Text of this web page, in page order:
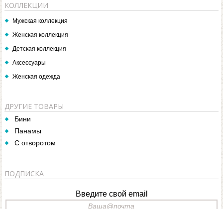
КОЛЛЕКЦИИ
Мужская коллекция
Женская коллекция
Детская коллекция
Аксессуары
Женская одежда
ДРУГИЕ ТОВАРЫ
Бини
Панамы
С отворотом
ПОДПИСКА
Введите свой email